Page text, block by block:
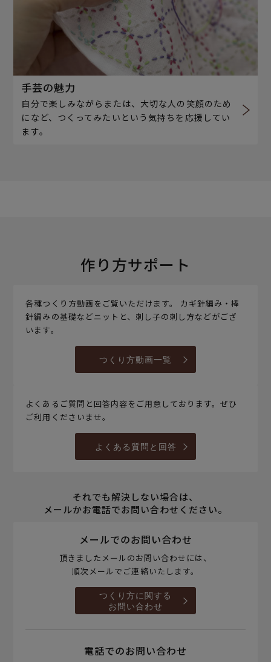
手芸の魅力
自分で楽しみながらまたは、大切な人の笑顔のため
になど、つくってみたいという気持ちを応援してい
ます。
作り方サポート
各種つくり方動画をご覧いただけます。 カギ針編み・棒
針編みの基礎などニットと、刺し子の刺し方などがござ
います。
つくり方動画一覧
よくあるご質問と回答内容をご用意しております。ぜひ
ご利用くださいませ。
よくある質問と回答
それでも解決しない場合は、
メールかお電話でお問い合わせください。
メールでのお問い合わせ
頂きましたメールのお問い合わせには、
順次メールでご連絡いたします。
つくり方に関する
お問い合わせ
電話でのお問い合わせ